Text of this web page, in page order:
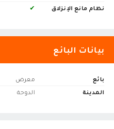
نظام مانع الإنزلاق
✔
بيانات البائع
بائع
معرض
المدينة
الدوحة